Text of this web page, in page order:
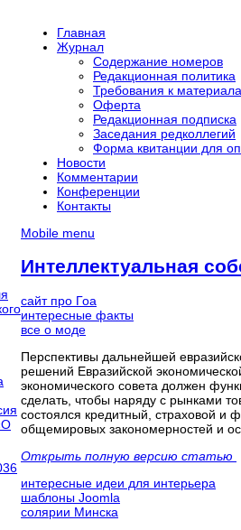
Главная
Журнал
Содержание номеров
Редакционная политика
Требования к
Оферта
Редакционная подписка
Заседания редколлегий
Форма квитанции для
Новости
Комментарии
Конференции
Контакты
Mobile menu
Интеллектуальная
сайт про Гоа
интересные факты
все о моде
Перспективы дальнейшей
решений Евразийской
экономического совета должен
сделать, чтобы наряду с рынками
состоялся кредитный, страховой и
общемировых закономерностей и
Открыть полную версию статью
интересные идеи для интерьера
шаблоны Joomla
солярии Минска